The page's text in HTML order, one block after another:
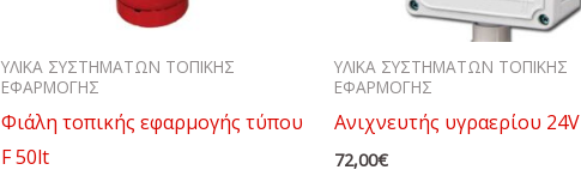
ΥΛΙΚΑ ΣΥΣΤΗΜΑΤΩΝ ΤΟΠΙΚΗΣ
ΕΦΑΡΜΟΓΗΣ
Φιάλη τοπικής εφαρμογής τύπου
F 50lt
ΥΛΙΚΑ ΣΥΣΤΗΜΑΤΩΝ ΤΟΠΙΚΗΣ
ΕΦΑΡΜΟΓΗΣ
Ανιχνευτής υγραερίου 24V
72,00€